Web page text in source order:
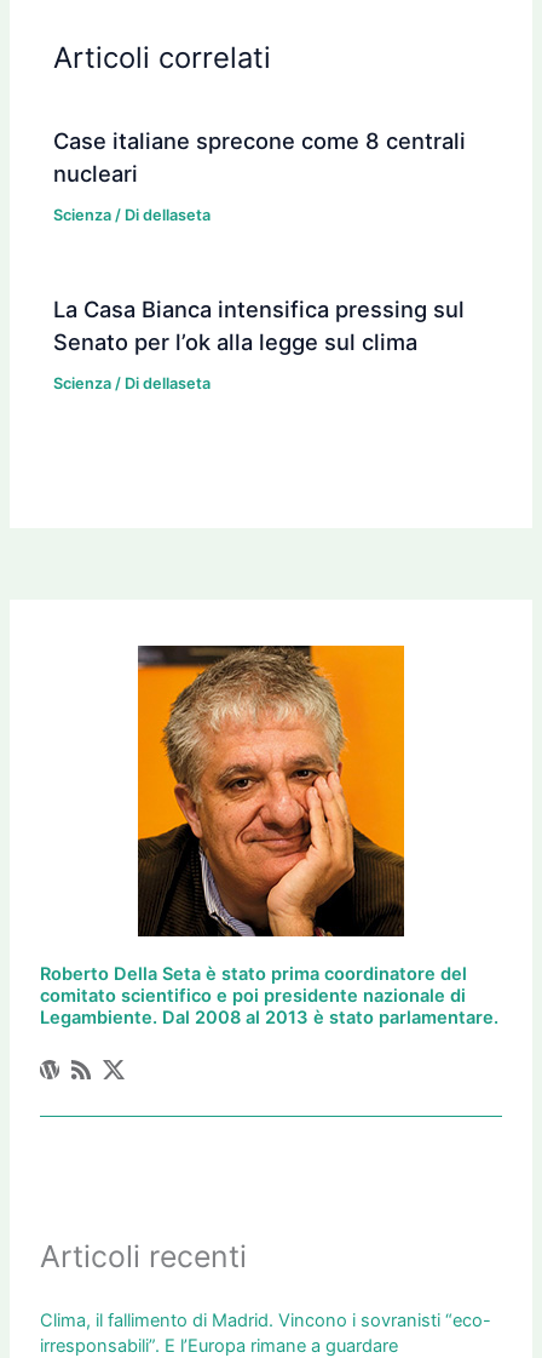
Articoli correlati
Case italiane sprecone come 8 centrali
nucleari
Scienza / Didellaseta
La Casa Bianca intensifica pressing sul
Senato per l’ok alla legge sul clima
Scienza / Didellaseta
Roberto Della Seta è stato prima coordinatore del
comitato scientifico e poi presidente nazionale di
Legambiente. Dal 2008 al 2013 è stato parlamentare.
Articoli recenti
Clima, il fallimento di Madrid. Vincono i sovranisti “eco-
irresponsabili”. E l’Europa rimane a guardare